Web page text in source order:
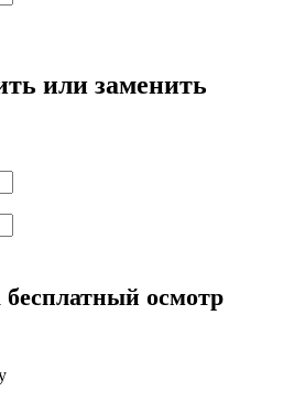
или заменить
бесплатный осмотр